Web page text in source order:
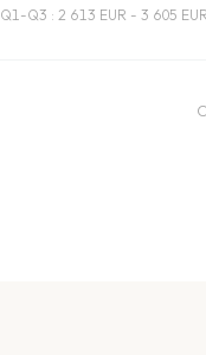
Q1-Q3 : 2 613 EUR - 3 605 EUR